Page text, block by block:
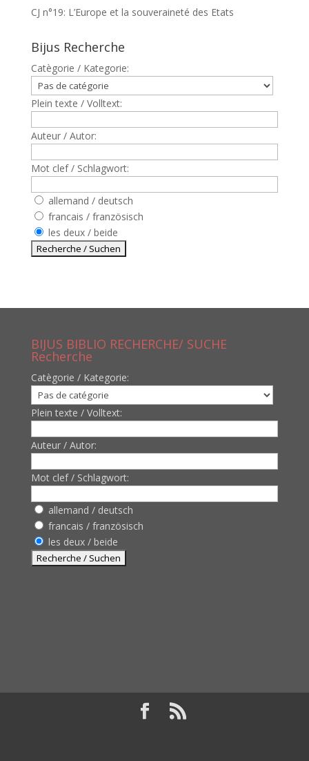
CJ n°19: L’Europe et la souveraineté des Etats
Bijus Recherche
Catègorie / Kategorie:
Plein texte / Volltext:
Auteur / Autor:
Mot clef / Schlagwort:
allemand / deutsch
francais / französisch
les deux / beide
BIJUS BIBLIO RECHERCHE/ SUCHE
Recherche
Catègorie / Kategorie:
Plein texte / Volltext:
Auteur / Autor:
Mot clef / Schlagwort:
allemand / deutsch
francais / französisch
les deux / beide